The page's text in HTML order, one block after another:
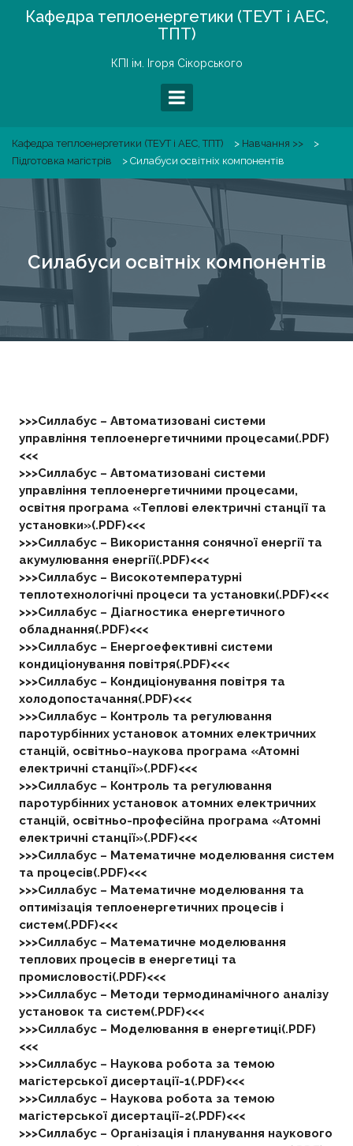
Кафедра теплоенергетики (ТЕУТ і АЕС,
ТПТ)
КПІ ім. Ігоря Сікорського
Кафедра теплоенергетики (ТЕУТ і АЕС, ТПТ) > Навчання >>
>
Підготовка магістрів
> Силабуси освітніх компонентів
Силабуси освітніх компонентів
>>>Силлабус – Автоматизовані системи
управління теплоенергетичними процесами(.PDF)
<<<
>>>Силлабус – Автоматизовані системи
управління теплоенергетичними процесами,
освітня програма «Теплові електричні станції та
установки»(.PDF)<<<
>>>Силлабус – Використання сонячної енергії та
акумулювання енергії(.PDF)<<<
>>>Силлабус – Високотемпературні
теплотехнологічні процеси та установки(.PDF)<<<
>>>Силлабус – Діагностика енергетичного
обладнання(.PDF)<<<
>>>Силлабус – Енергоефективні системи
кондиціонування повітря(.PDF)<<<
>>>Силлабус – Кондиціонування повітря та
холодопостачання(.PDF)<<<
>>>Силлабус – Контроль та регулювання
паротурбінних установок атомних електричних
станцій, освітньо-наукова програма «Атомні
електричні станції»(.PDF)<<<
>>>Силлабус – Контроль та регулювання
паротурбінних установок атомних електричних
станцій, освітньо-професійна програма «Атомні
електричні станції»(.PDF)<<<
>>>Силлабус – Математичне моделювання систем
та процесів(.PDF)<<<
>>>Силлабус – Математичне моделювання та
оптимізація теплоенергетичних процесів і
систем(.PDF)<<<
>>>Силлабус – Математичне моделювання
теплових процесів в енергетиці та
промисловості(.PDF)<<<
>>>Силлабус – Методи термодинамічного аналізу
установок та систем(.PDF)<<<
>>>Силлабус – Моделювання в енергетиці(.PDF)
<<<
>>>Силлабус – Наукова робота за темою
магістерської дисертації-1(.PDF)<<<
>>>Силлабус – Наукова робота за темою
магістерської дисертації-2(.PDF)<<<
>>>Силлабус – Організація і планування наукового